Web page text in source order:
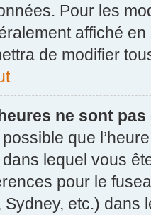
Pour les
affiché
de modifier
ne sont
possible que
lequel vous
pour le
Sydney, etc.) dans